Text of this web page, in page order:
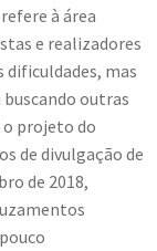
à área
e realizadores
mas
outras
projeto do
de divulgação de
de 2018,